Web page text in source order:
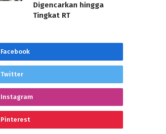
Digencarkan hingga
Tingkat RT
Facebook
Twitter
Instagram
Pinterest